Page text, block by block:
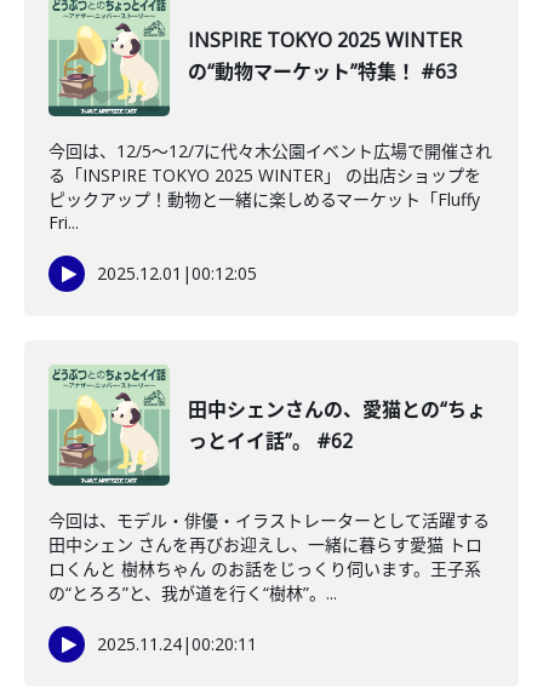
INSPIRE TOKYO 2025 WINTER
の“動物マーケット”特集！ #63
今回は、12/5〜12/7に代々木公園イベント広場で開催され
る「INSPIRE TOKYO 2025 WINTER」 の出店ショップを
ピックアップ！動物と一緒に楽しめるマーケット「Fluffy
Fri...
2025.12.01 |00:12:05
田中シェンさんの、愛猫との“ちょ
っとイイ話”。 #62
今回は、モデル・俳優・イラストレーターとして活躍する
田中シェン さんを再びお迎えし、一緒に暮らす愛猫 トロ
ロくんと 樹林ちゃん のお話をじっくり伺います。王子系
の“とろろ”と、我が道を行く“樹林”。...
2025.11.24|00:20:11